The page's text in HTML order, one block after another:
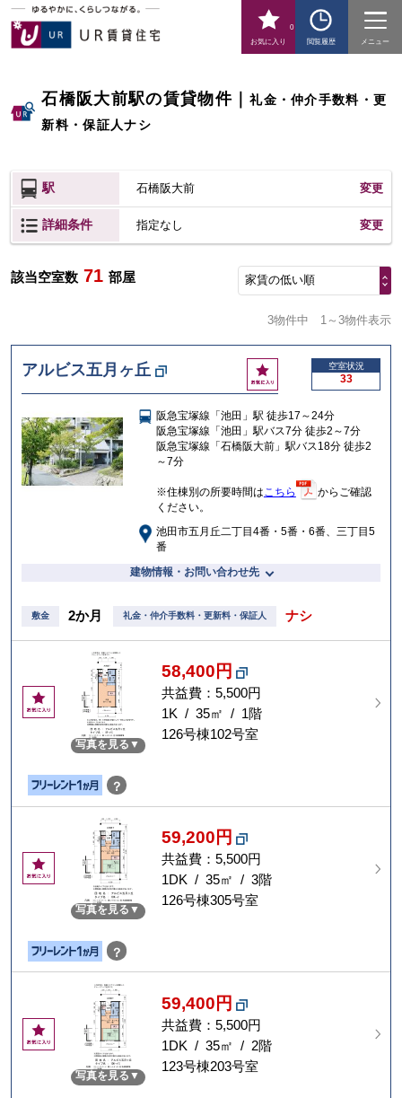
お気に入り
0
閲覧履歴
メニュー
石橋阪大前駅の賃貸物件｜礼金・仲介手数料・更
新料・保証人ナシ
駅 石橋阪大前 変更
詳細条件 指定なし 変更
該当空室数 71 部屋 家賃の低い順
3物件中 1～3物件表示
アルビス五月ヶ丘
お
気
入
り
空室状況
33
阪急宝塚線「池田」駅 徒歩17～24分
阪急宝塚線「池田」駅バス7分 徒歩2～7分
阪急宝塚線「石橋阪大前」駅バス18分 徒歩2
～7分
※住棟別の所要時間はこちら
からご確認
ください。
池田市五月丘二丁目4番・5番・6番、三丁目5
番
建物情報・お問い合わせ先
敷金 2か月 礼金・仲介手数料・更新料・保証人 ナシ
お
気
写真を見る
58,400円
共益費：5,500円
1K / 35㎡ / 1階
126号棟102号室
？
お
気
写真を見る
59,200円
共益費：5,500円
1DK / 35㎡ / 3階
126号棟305号室
？
お
気
写真を見る
59,400円
共益費：5,500円
1DK / 35㎡ / 2階
123号棟203号室